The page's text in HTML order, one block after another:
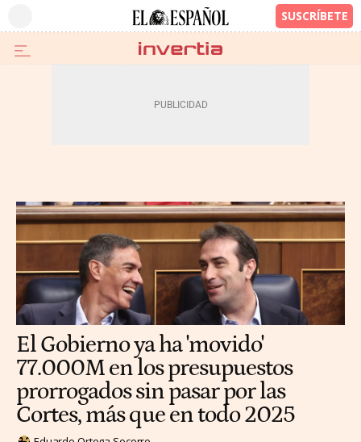
El Gobierno ya ha 'movido'
77.000M en los presupuestos
prorrogados sin pasar por las
Cortes, más que en todo 2025